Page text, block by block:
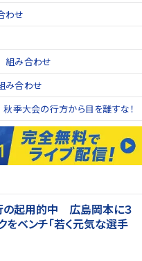
わせ
組み合わせ
み合わせ
秋季大会の行方から目を離すな！
の起用的中 広島岡本に３
をベンチ「若く元気な選手